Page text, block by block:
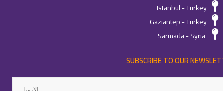
Istanbul - Turkey
Gaziantep - Turkey
Sarmada - Syria
SUBSCRIBE TO OUR